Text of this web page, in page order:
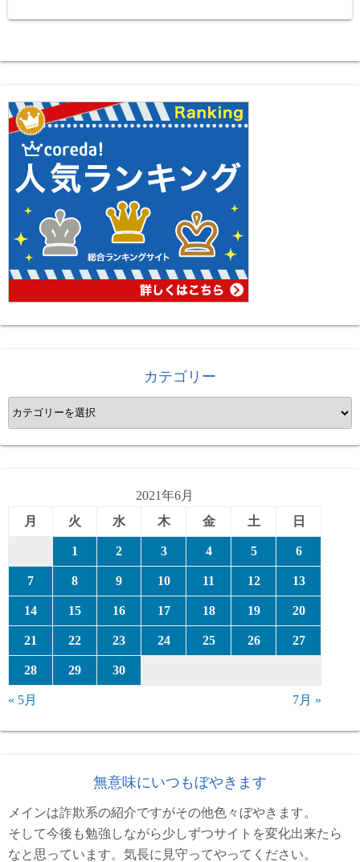
カテゴリー
カ
テ
ゴ
2021年6月
月
火 水 木 金 土 日
1 2 3 4 5 6
7 8 9 10 11 12 13
14 15 16 17 18 19 20
21 22 23 24 25 26 27
28 29 30
« 5月 7月 »
無意味にいつもぼやきます
メインは詐欺系の紹介ですがその他色々ぼやきます。
そして今後も勉強しながら少しずつサイトを変化出来たら
なと思っています。気長に見守ってやってください。